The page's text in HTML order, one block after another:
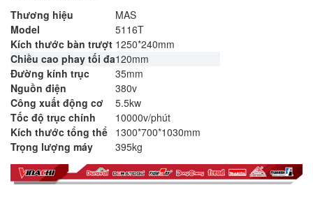
Thương hiệu
MAS
Model
5116T
Kích thước bàn trượt 1250*240mm
Chiều cao phay tối đa120mm
Đường kính trục
35mm
Nguồn điện
380v
Công xuất động cơ
5.5kw
Tốc độ trục chính
10000v/phút
Kích thước tổng thể 1300*700*1030mm
Trọng lượng máy
395kg